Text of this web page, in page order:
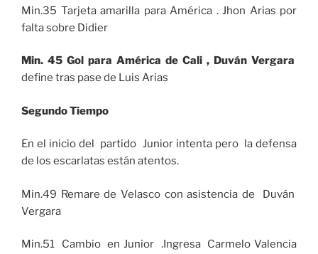
Min.35 Tarjeta amarilla para América . Jhon Arias por
falta sobre Didier
Min. 45 Gol para América de Cali , Duván Vergara
define tras pase de Luis Arias
Segundo Tiempo
En el inicio del partido Junior intenta pero la defensa
de los escarlatas están atentos.
Min.49 Remare de Velasco con asistencia de Duván
Vergara
Min.51 Cambio en Junior .Ingresa Carmelo Valencia